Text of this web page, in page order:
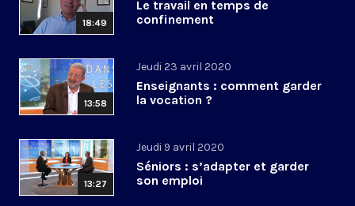
18:49
Le travail en temps de
confinement
13:58
Jeudi 23 avril 2020
Enseignants : comment garder
la vocation ?
13:27
Jeudi 9 avril 2020
Séniors : s’adapter et garder
son emploi